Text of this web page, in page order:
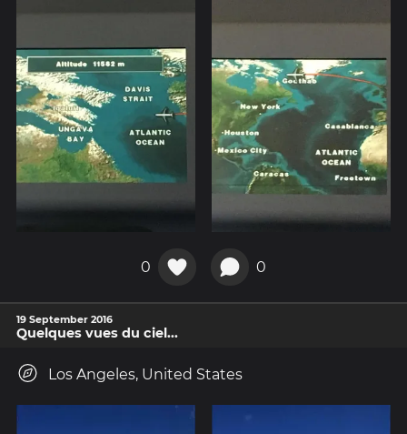
0 0
19 September 2016
Quelques vues du ciel...
Los Angeles, United States